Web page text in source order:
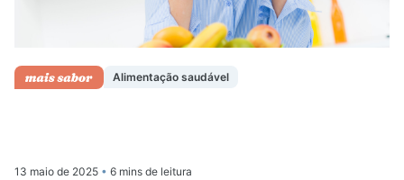
Alimentação saudável
13 maio de 2025 • 6 mins de leitura